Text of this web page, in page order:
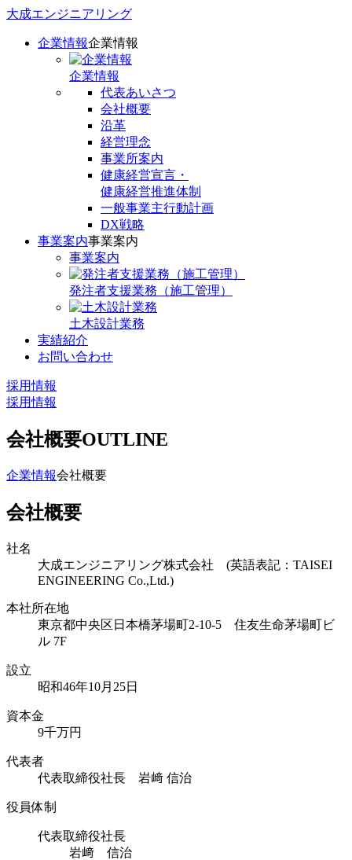
大成エンジニアリング
企業情報企業情報
企業情報
代表あいさつ
会社概要
沿革
経営理念
事業所案内
健康経営宣言・
健康経営推進体制
一般事業主行動計画
DX戦略
事業案内事業案内
事業案内
発注者支援業務（施工管理）
土木設計業務
実績紹介
お問い合わせ
採用情報
採用情報
会社概要OUTLINE
企業情報会社概要
会社概要
社名
大成エンジニアリング株式会社 (英語表記：TAISEI
ENGINEERING Co.,Ltd.)
本社所在地
東京都中央区日本橋茅場町2-10-5 住友生命茅場町ビ
ル 7F
設立
昭和46年10月25日
資本金
9千万円
代表者
代表取締役社長 岩﨑 信治
役員体制
代表取締役社長
岩﨑 信治